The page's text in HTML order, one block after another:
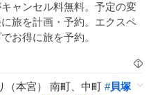
ャンセル料無料。予定の変
旅を計画・予約。エクスペ
お得に旅を予約。
（本宮） 南町、中町 #貝塚